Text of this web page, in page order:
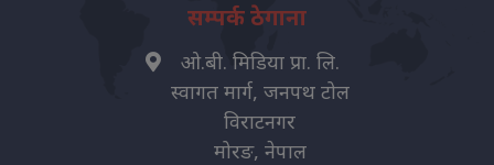
सम्पर्क ठेगाना
ओ.बी. मिडिया प्रा. लि.
स्वागत मार्ग, जनपथ टोल
विराटनगर
मोरङ, नेपाल